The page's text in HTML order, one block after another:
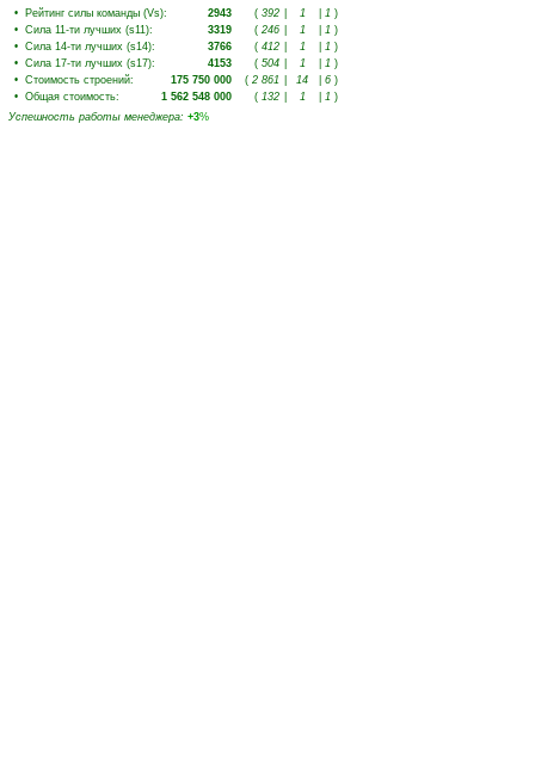
• Рейтинг силы команды (Vs): 2943 ( 392 1 1 )
• Сила 11-ти лучших (s11): 3319 ( 246 1 1 )
• Сила 14-ти лучших (s14): 3766 ( 412 1 1 )
• Сила 17-ти лучших (s17): 4153 ( 504 1 1 )
• Стоимость строений: 175 750 000 ( 2 861 14 6 )
• Общая стоимость: 1 562 548 000 ( 132 1 1 )
Успешность работы менеджера: +3%